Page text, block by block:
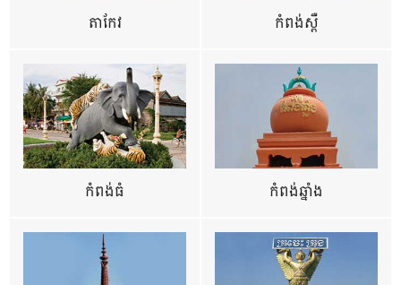
តាកែវ កំពង់ស្ពឺ
កំពង់ធំ កំពង់ឆ្នាំង